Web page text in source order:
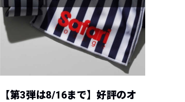
【第3弾は8/16まで】好評のオ